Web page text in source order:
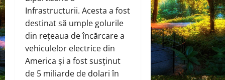
Infrastructurii. Acesta a fost
destinat să umple golurile
din rețeaua de încărcare a
vehiculelor electrice din
America și a fost susținut
de 5 miliarde de dolari în